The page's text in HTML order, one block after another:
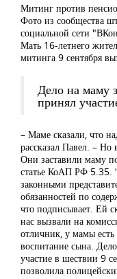
Митинг против
Фото из сообщества
социальной сети
Мать 16-летнего
митинга 9 сентября
Дело на маму
принял
– Маме сказали, что
рассказал Павел. – Но
Они заставили маму
статье КоАП РФ 5.35.
законными
обязанностей по
что подписывает. Ей
нас вызвали на
отличник, у мамы
воспитание сына.
участие в шествии 9
позволила